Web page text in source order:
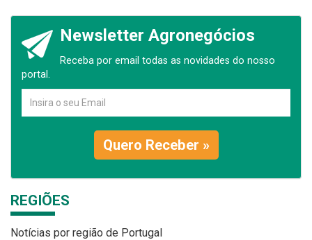
Newsletter Agronegócios
Receba por email todas as novidades do nosso
portal.
Quero Receber »
REGIÕES
Notícias por região de Portugal